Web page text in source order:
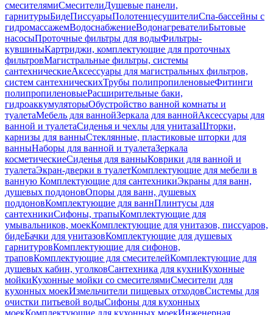
смесителямиСмесителиДушевые панели,
гарнитурыБидеПиссуарыПолотенцесушителиСпа-бассейны с
гидромассажемВодоснабжениеВодонагревателиБытовые
насосыПроточные фильтры для водыФильтры-
кувшиныКартриджи, комплектующие для проточных
фильтровМагистральные фильтры, системы
сантехническиеАксессуары для магистральных фильтров,
систем сантехническихТрубы полипропиленовыеФитинги
полипропиленовыеРасширительные баки,
гидроаккумуляторыОбустройство ванной комнаты и
туалетаМебель для ваннойЗеркала для ваннойАксессуары для
ванной и туалетаСиденья и чехлы для унитазаШторки,
карнизы для ванныСтеклянные, пластиковые шторки для
ванныНаборы для ванной и туалетаЗеркала
косметическиеСиденья для ванныКоврики для ванной и
туалетаЭкран-дверки в туалетКомплектующие для мебели в
ванную Комплектующие для сантехникиЭкраны для ванн,
душевых поддоновОпоры для ванн, душевых
поддоновКомплектующие для ваннПлинтусы для
сантехникиСифоны, трапыКомплектующие для
умывальников, моекКомплектующие для унитазов, писсуаров,
бидеБачки для унитазовКомплектующие для душевых
гарнитуровКомплектующие для сифонов,
траповКомплектующие для смесителейКомплектующие для
душевых кабин, уголковСантехника для кухниКухонные
мойкиКухонные мойки со смесителямиСмесители для
кухонных моекИзмельчители пищевых отходовСистемы для
очистки питьевой водыСифоны для кухонных
моекКомплектующие для кухонных моекИнженерная